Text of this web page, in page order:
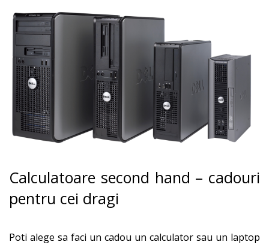
Calculatoare second hand – cadouri
pentru cei dragi
Poti alege sa faci un cadou un calculator sau un laptop